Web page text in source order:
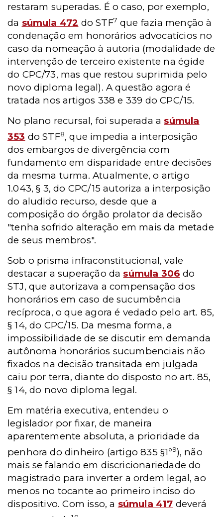
restaram superadas. É o caso, por exemplo,
da súmula 472 do STF7 que fazia menção à
condenação em honorários advocatícios no
caso da nomeação à autoria (modalidade de
intervenção de terceiro existente na égide
do CPC/73, mas que restou suprimida pelo
novo diploma legal). A questão agora é
tratada nos artigos 338 e 339 do CPC/15.
No plano recursal, foi superada a súmula
353 do STF8, que impedia a interposição
dos embargos de divergência com
fundamento em disparidade entre decisões
da mesma turma. Atualmente, o artigo
1.043, § 3, do CPC/15 autoriza a interposição
do aludido recurso, desde que a
composição do órgão prolator da decisão
"tenha sofrido alteração em mais da metade
de seus membros".
Sob o prisma infraconstitucional, vale
destacar a superação da súmula 306 do
STJ, que autorizava a compensação dos
honorários em caso de sucumbência
recíproca, o que agora é vedado pelo art. 85,
§ 14, do CPC/15. Da mesma forma, a
impossibilidade de se discutir em demanda
autônoma honorários sucumbenciais não
fixados na decisão transitada em julgada
caiu por terra, diante do disposto no art. 85,
§ 14, do novo diploma legal.
Em matéria executiva, entendeu o
legislador por fixar, de maneira
aparentemente absoluta, a prioridade da
penhora do dinheiro (artigo 835 §1º9), não
mais se falando em discricionariedade do
magistrado para inverter a ordem legal, ao
menos no tocante ao primeiro inciso do
dispositivo. Com isso, a súmula 417 deverá